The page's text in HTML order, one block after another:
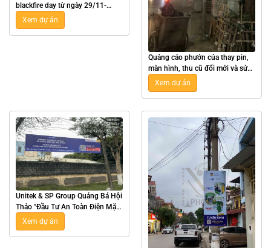
blackfire day từ ngày 29/11-
02/12/2024 của CELLPHONES
Xem dự án
Quảng cáo phướn của thay pin,
màn hình, thu cũ đổi mới và sửa
laptop của Điện Thoại Vui
Xem dự án
Unitek & SP Group Quảng Bá Hội
Thảo "Đầu Tư An Toàn Điện Mặt
Trời Áp Mái" Tại Hà Nam
Xem dự án